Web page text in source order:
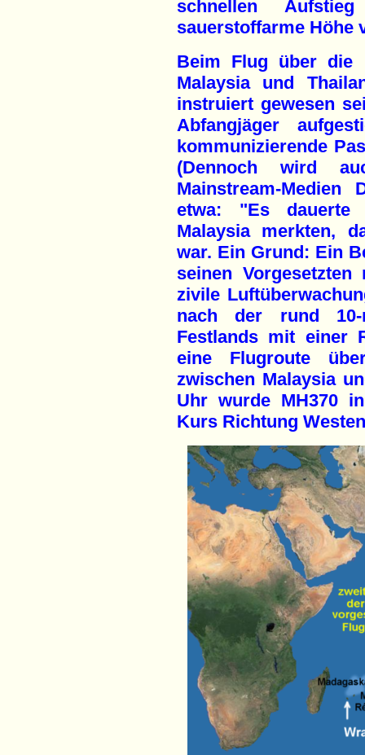
schnellen
sauerstoffarme Höhe
Beim Flug über die
Malaysia und
instruiert gewesen
Abfangjäger
kommunizierende
(Dennoch wird
Mainstream-Medien
etwa: "Es dauerte
Malaysia merkten,
war. Ein Grund: Ein
seinen
zivile
nach der rund 10-
Festlands mit einer
eine Flugroute
zwischen Malaysia
Uhr wurde MH370
Kurs Richtung